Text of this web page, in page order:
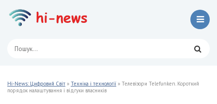
Hi-News: Цифровий Світ » Техніка і технології » Телевізори Telefunken. Короткий
порядок налаштування і відгуки власників